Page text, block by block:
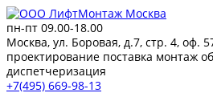
пн-пт 09.00-18.00
Москва, ул. Боровая, д.7, стр. 4, оф.
проектирование поставка монтаж
диспетчеризация
+7(495) 669-98-13